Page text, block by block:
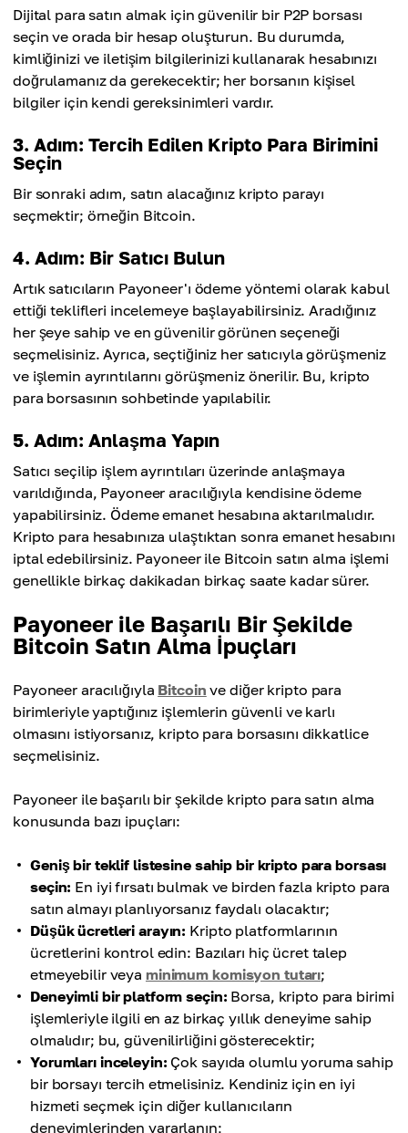
Dijital para satın almak için güvenilir bir P2P borsası
seçin ve orada bir hesap oluşturun. Bu durumda,
kimliğinizi ve iletişim bilgilerinizi kullanarak hesabınızı
doğrulamanız da gerekecektir; her borsanın kişisel
bilgiler için kendi gereksinimleri vardır.
3. Adım: Tercih Edilen Kripto Para Birimini
Seçin
Bir sonraki adım, satın alacağınız kripto parayı
seçmektir; örneğin Bitcoin.
4. Adım: Bir Satıcı Bulun
Artık satıcıların Payoneer'ı ödeme yöntemi olarak kabul
ettiği teklifleri incelemeye başlayabilirsiniz. Aradığınız
her şeye sahip ve en güvenilir görünen seçeneği
seçmelisiniz. Ayrıca, seçtiğiniz her satıcıyla görüşmeniz
ve işlemin ayrıntılarını görüşmeniz önerilir. Bu, kripto
para borsasının sohbetinde yapılabilir.
5. Adım: Anlaşma Yapın
Satıcı seçilip işlem ayrıntıları üzerinde anlaşmaya
varıldığında, Payoneer aracılığıyla kendisine ödeme
yapabilirsiniz. Ödeme emanet hesabına aktarılmalıdır.
Kripto para hesabınıza ulaştıktan sonra emanet hesabını
iptal edebilirsiniz. Payoneer ile Bitcoin satın alma işlemi
genellikle birkaç dakikadan birkaç saate kadar sürer.
Payoneer ile Başarılı Bir Şekilde
Bitcoin Satın Alma İpuçları
Payoneer aracılığıyla Bitcoin ve diğer kripto para
birimleriyle yaptığınız işlemlerin güvenli ve karlı
olmasını istiyorsanız, kripto para borsasını dikkatlice
seçmelisiniz.
Payoneer ile başarılı bir şekilde kripto para satın alma
konusunda bazı ipuçları:
Geniş bir teklif listesine sahip bir kripto para borsası
seçin: En iyi fırsatı bulmak ve birden fazla kripto para
satın almayı planlıyorsanız faydalı olacaktır;
Düşük ücretleri arayın: Kripto platformlarının
ücretlerini kontrol edin: Bazıları hiç ücret talep
etmeyebilir veya minimum komisyon tutarı;
Deneyimli bir platform seçin: Borsa, kripto para birimi
işlemleriyle ilgili en az birkaç yıllık deneyime sahip
olmalıdır; bu, güvenilirliğini gösterecektir;
Yorumları inceleyin: Çok sayıda olumlu yoruma sahip
bir borsayı tercih etmelisiniz. Kendiniz için en iyi
hizmeti seçmek için diğer kullanıcıların
deneyimlerinden yararlanın;